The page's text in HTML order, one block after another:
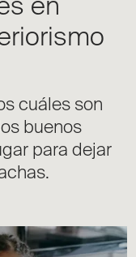
en
cuáles son
buenos
para dejar